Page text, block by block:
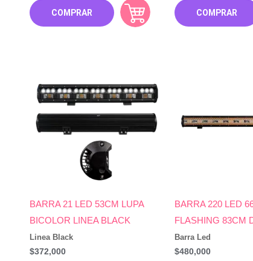
COMPRAR COMPRAR
Linea Black
BARRA 21 LED 53CM LUPA
BICOLOR LINEA BLACK
$372,000
Barra Led
BARRA 220 LED
FLASHING 83CM
$480,000